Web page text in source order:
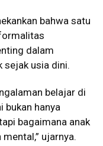
bahwa satu
dalam
sejak usia dini.
belajar di
bukan hanya
bagaimana anak
ujarnya.